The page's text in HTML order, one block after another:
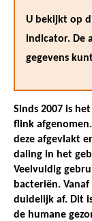
U bekijkt op
indicator. De
gegevens
Sinds 2007 is
flink
deze afgevlakt
daling in het
Veelvuldig
bacteriën.
duidelijk af. Dit
de humane